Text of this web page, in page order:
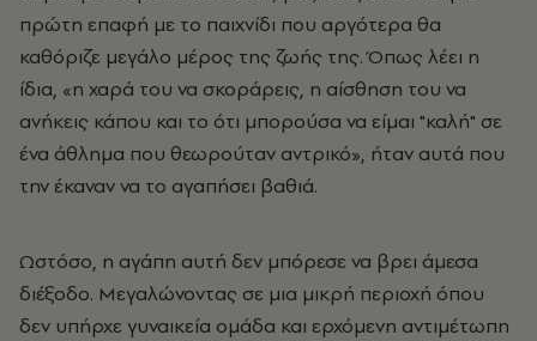
πρώτη επαφή με το παιχνίδι που αργότερα θα
καθόριζε μεγάλο μέρος της ζωής της. Όπως λέει η
ίδια, «η χαρά του να σκοράρεις, η αίσθηση του να
ανήκεις κάπου και το ότι μπορούσα να είμαι "καλή" σε
ένα άθλημα που θεωρούταν αντρικό», ήταν αυτά που
την έκαναν να το αγαπήσει βαθιά.
Ωστόσο, η αγάπη αυτή δεν μπόρεσε να βρει άμεσα
διέξοδο. Μεγαλώνοντας σε μια μικρή περιοχή όπου
δεν υπήρχε γυναικεία ομάδα και ερχόμενη αντιμέτωπη